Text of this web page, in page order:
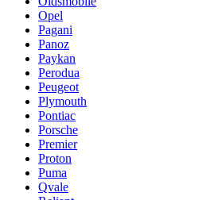
Opel
Pagani
Panoz
Paykan
Perodua
Peugeot
Plymouth
Pontiac
Porsche
Premier
Proton
Puma
Qvale